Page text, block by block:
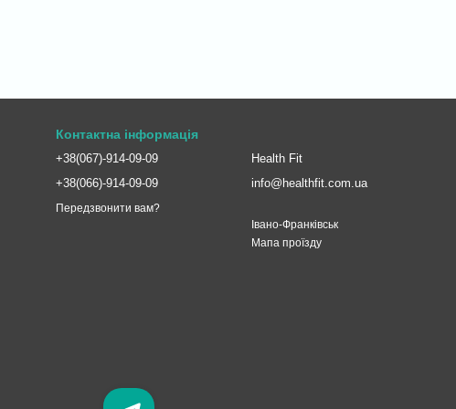
Контактна інформація
+38(067)-914-09-09
+38(066)-914-09-09
Передзвонити вам?
Health Fit
info@healthfit.com.ua
Івано-Франківськ
Мапа проїзду